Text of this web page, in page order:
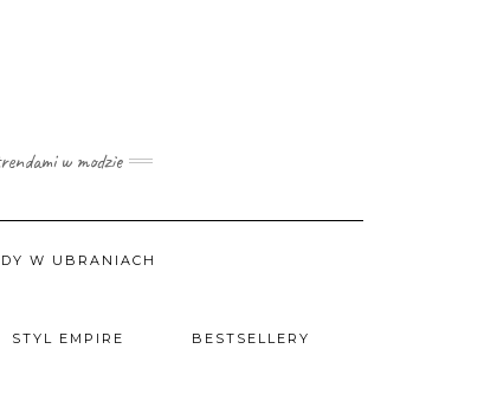
w modzie
W UBRANIACH
STYL EMPIRE BESTSELLERY